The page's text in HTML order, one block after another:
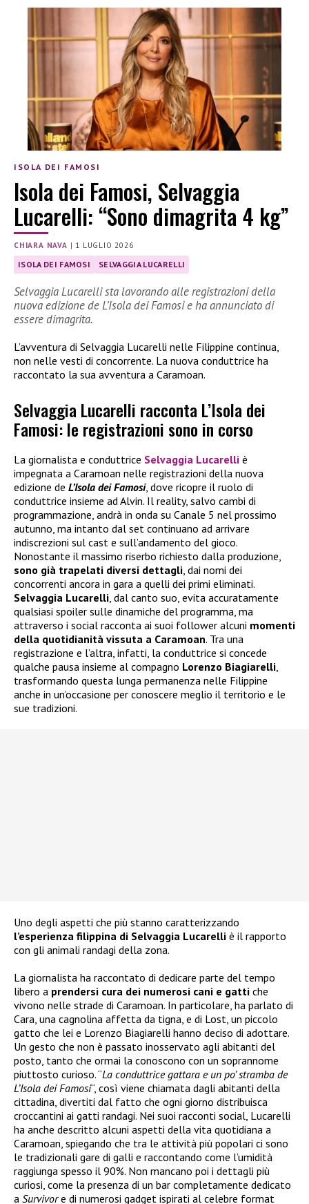
ISOLA DEI FAMOSI
Isola dei Famosi, Selvaggia
Lucarelli: “Sono dimagrita 4 kg”
CHIARA NAVA | 1 LUGLIO 2026
ISOLA DEI FAMOSI SELVAGGIA LUCARELLI
Selvaggia Lucarelli sta lavorando alle registrazioni della
nuova edizione de L’Isola dei Famosi e ha annunciato di
essere dimagrita.
L’avventura di Selvaggia Lucarelli nelle Filippine continua,
non nelle vesti di concorrente. La nuova conduttrice ha
raccontato la sua avventura a Caramoan.
Selvaggia Lucarelli racconta L’Isola dei
Famosi: le registrazioni sono in corso
La giornalista e conduttrice Selvaggia Lucarelli è
impegnata a Caramoan nelle registrazioni della nuova
edizione de L’Isola dei Famosi, dove ricopre il ruolo di
conduttrice insieme ad Alvin. Il reality, salvo cambi di
programmazione, andrà in onda su Canale 5 nel prossimo
autunno, ma intanto dal set continuano ad arrivare
indiscrezioni sul cast e sull’andamento del gioco.
Nonostante il massimo riserbo richiesto dalla produzione,
sono già trapelati diversi dettagli , dai nomi dei
concorrenti ancora in gara a quelli dei primi eliminati.
Selvaggia Lucarelli , dal canto suo, evita accuratamente
qualsiasi spoiler sulle dinamiche del programma, ma
attraverso i social racconta ai suoi follower alcuni momenti
della quotidianità vissuta a Caramoan. Tra una
registrazione e l’altra, infatti, la conduttrice si concede
qualche pausa insieme al compagno Lorenzo Biagiarelli
trasformando questa lunga permanenza nelle Filippine
anche in un’occasione per conoscere meglio il territorio e le
sue tradizioni.
Uno degli aspetti che più stanno caratterizzando
l’esperienza filippina di Selvaggia Lucarelli è il rapporto
con gli animali randagi della zona.
La giornalista ha raccontato di dedicare parte del tempo
libero a prendersi cura dei numerosi cani e gatti che
vivono nelle strade di Caramoan. In particolare, ha parlato di
Cara, una cagnolina affetta da tigna, e di Lost, un piccolo
gatto che lei e Lorenzo Biagiarelli hanno deciso di adottare.
Un gesto che non è passato inosservato agli abitanti del
posto, tanto che ormai la conoscono con un soprannome
piuttosto curioso. “La conduttrice gattara e un po’ stramba de
L’Isola dei Famosi“, così viene chiamata dagli abitanti della
cittadina, divertiti dal fatto che ogni giorno distribuisca
croccantini ai gatti randagi. Nei suoi racconti social, Lucarelli
ha anche descritto alcuni aspetti della vita quotidiana a
Caramoan, spiegando che tra le attività più popolari ci sono
le tradizionali gare di galli e raccontando come l’umidità
raggiunga spesso il 90%. Non mancano poi i dettagli più
curiosi, come la presenza di un bar completamente dedicato
a Survivore di numerosi gadget ispirati al celebre format